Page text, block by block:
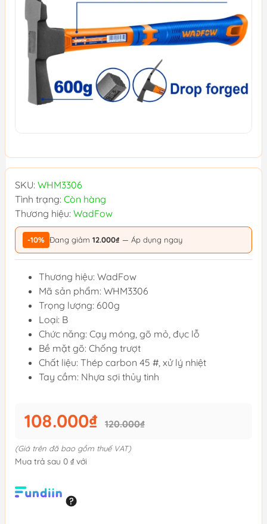
SKU: WHM3306
Tình trạng: Còn hàng
Thương hiệu: WadFow
-10% Đang giảm 12.000₫ — Áp dụng ngay
Thương hiệu: WadFow
Mã sản phẩm: WHM3306
Trọng lượng: 600g
Loại: B
Chức năng: Cạy móng, gõ mỏ, đục lỗ
Bề mặt gõ: Chống trượt
Chất liệu: Thép carbon 45 #, xử lý nhiệt
Tay cầm: Nhựa sợi thủy tinh
108.000₫ 120.000₫
(Giá trên đã bao gồm thuế VAT)
Mua trả sau 0 ₫ với